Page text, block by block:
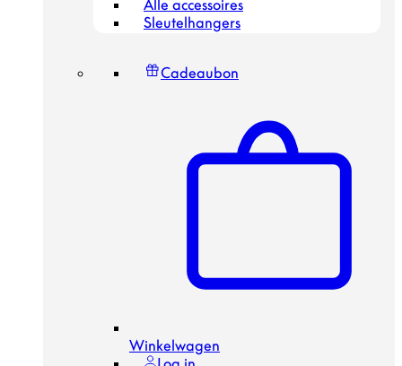
Alle accessoires
Sleutelhangers
Cadeaubon
Winkelwagen